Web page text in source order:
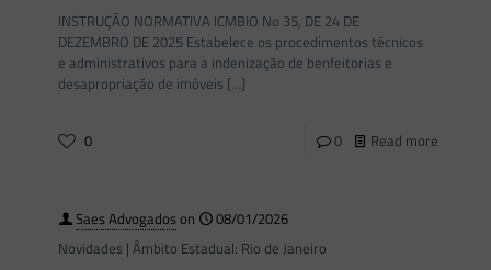
INSTRUÇÃO NORMATIVA ICMBIO No 35, DE 24 DE
DEZEMBRO DE 2025 Estabelece os procedimentos técnicos
e administrativos para a indenização de benfeitorias e
desapropriação de imóveis […]
0 0 Read more
Saes Advogadoson
08/01/2026
Novidades | Âmbito Estadual: Rio de Janeiro